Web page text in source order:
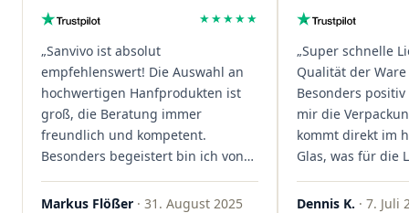
★★★★★
„Sanvivo ist absolut
empfehlenswert! Die Auswahl an
hochwertigen Hanfprodukten ist
groß, die Beratung immer
freundlich und kompetent.
Besonders begeistert bin ich von
der schnellen Rezeptannahme –
alles läuft unkompliziert und
Markus Flößer · 31. August 2025
„Super schnelle
Qualität der
Besonders
mir die
kommt direkt im
Glas, was für die
ist. Ich bestelle
wieder!"
Dennis K. · 7. Juli